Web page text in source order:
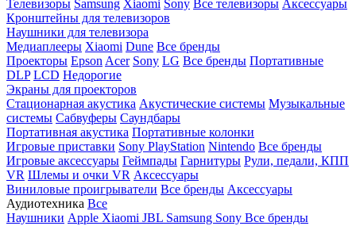
Телевизоры Samsung Xiaomi Sony Все телевизоры Аксессуары
Кронштейны для телевизоров
Наушники для телевизора
Медиаплееры Xiaomi Dune Все бренды
Проекторы Epson Acer Sony LG Все бренды Портативные
DLP LCD Недорогие
Экраны для проекторов
Стационарная акустика Акустические системы Музыкальные
системы Сабвуферы Саундбары
Портативная акустика Портативные колонки
Игровые приставки Sony PlayStation Nintendo Все бренды
Игровые аксессуары Геймпады Гарнитуры Рули, педали, КПП
VR Шлемы и очки VR Аксессуары
Виниловые проигрыватели Все бренды Аксессуары
Аудиотехника Все
Наушники Apple Xiaomi JBL Samsung Sony Все бренды